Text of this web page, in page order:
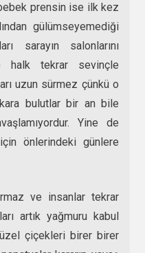
prensin ise ilk kez
gülümseyemediği
sarayın salonlarını
halk tekrar sevinçle
uzun sürmez çünkü o
bulutlar bir an bile
Yine de
önlerindeki günlere
ve insanlar tekrar
artık yağmuru kabul
çiçekleri birer birer